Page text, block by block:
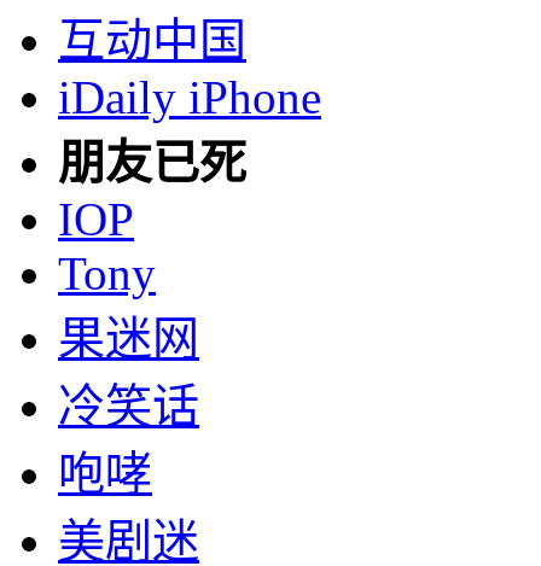
互动中国
iDaily iPhone
朋友已死
IOP
Tony
果迷网
冷笑话
咆哮
美剧迷